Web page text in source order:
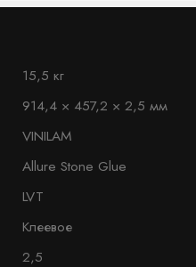
15,5 кг
914,4 × 457,2 × 2,5 мм
VINILAM
Allure Stone Glue
LVT
Клеевое
2,5